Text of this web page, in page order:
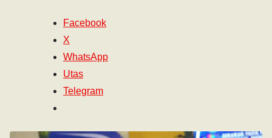
Facebook
X
WhatsApp
Utas
Telegram